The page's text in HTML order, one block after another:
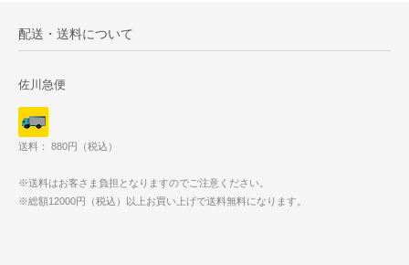
配送・送料について
佐川急便
送料： 880円（税込）
※送料はお客さま負担となりますのでご注意ください。
※総額12000円（税込）以上お買い上げで送料無料になります。